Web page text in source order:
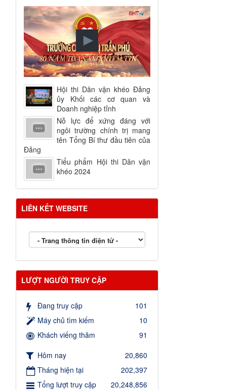
Hội thi Dân vận khéo Đảng
ủy Khối các cơ quan và
Doanh nghiệp tỉnh
Nỗ lực để xứng đáng với
ngôi trường chính trị mang
tên Tổng Bí thư đầu tiên của
Đảng
Tiểu phẩm Hội thi Dân vận
khéo 2024
LIÊN KẾT WEBSITE
LƯỢT NGƯỜI TRUY CẬP
Đang truy cập
101
Máy chủ tìm kiếm
10
Khách viếng thăm
91
Hôm nay
20,860
Tháng hiện tại
202,397
Tổng lượt truy cập
20,248,856